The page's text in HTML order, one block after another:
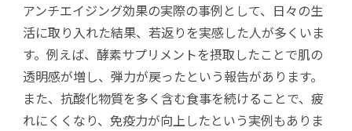
アンチエイジング効果の実際の事例として、日々の生
活に取り入れた結果、若返りを実感した人が多くいま
す。例えば、酵素サプリメントを摂取したことで肌の
透明感が増し、弾力が戻ったという報告があります。
また、抗酸化物質を多く含む食事を続けることで、疲
れにくくなり、免疫力が向上したという実例もありま